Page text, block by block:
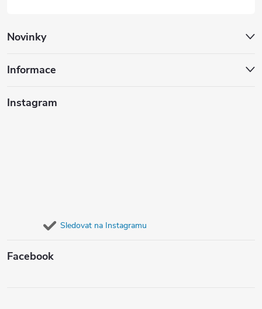
Novinky
Informace
Instagram
Sledovat na Instagramu
Facebook